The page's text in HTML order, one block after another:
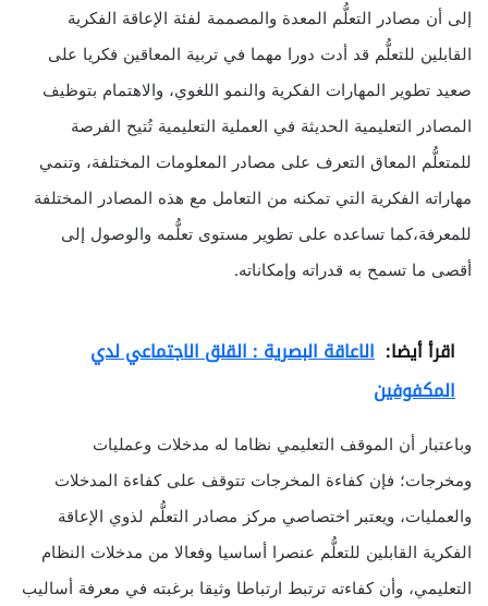
إلى أن مصادر التعلُّم المعدة والمصممة لفئة الإعاقة الفكرية
القابلين للتعلُّم قد أدت دورا مهما في تربية المعاقين فكريا على
صعيد تطوير المهارات الفكرية والنمو اللغوي، والاهتمام بتوظيف
المصادر التعليمية الحديثة في العملية التعليمية تُتيح الفرصة
للمتعلُّم المعاق التعرف على مصادر المعلومات المختلفة، وتنمي
مهاراته الفكرية التي تمكنه من التعامل مع هذه المصادر المختلفة
للمعرفة،كما تساعده على تطوير مستوى تعلُّمه والوصول إلى
أقصى ما تسمح به قدراته وإمكاناته.
اقرأ أيضا: الاعاقة البصرية : القلق الاجتماعي لدي
المكفوفين
وباعتبار أن الموقف التعليمي نظاما له مدخلات وعمليات
ومخرجات؛ فإن كفاءة المخرجات تتوقف على كفاءة المدخلات
والعمليات، ويعتبر اختصاصي مركز مصادر التعلُّم لذوي الإعاقة
الفكرية القابلين للتعلُّم عنصرا أساسيا وفعالا من مدخلات النظام
التعليمي، وأن كفاءته ترتبط ارتباطا وثيقا برغبته في معرفة أساليب